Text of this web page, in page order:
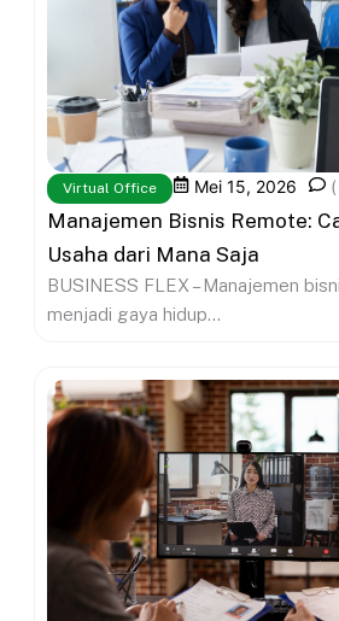
Virtual Office Mei 15, 2026 (
Manajemen Bisnis Remote:
Usaha dari Mana Saja
BUSINESS FLEX – Manajemen
menjadi gaya hidup...